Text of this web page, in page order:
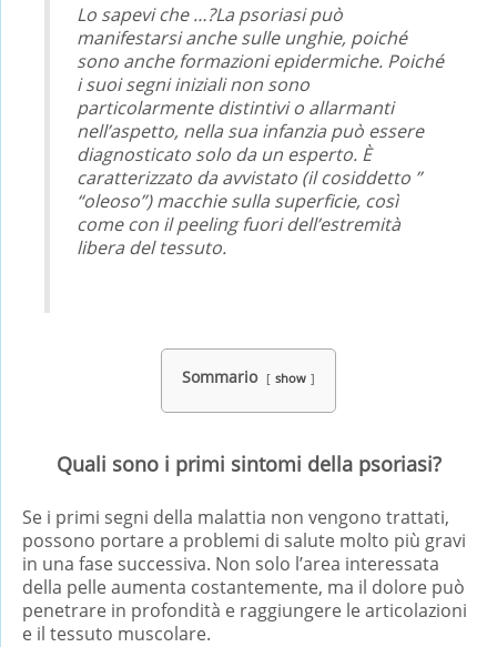
Lo sapevi che …?La psoriasi può
manifestarsi anche sulle unghie, poiché
sono anche formazioni epidermiche. Poiché
i suoi segni iniziali non sono
particolarmente distintivi o allarmanti
nell’aspetto, nella sua infanzia può essere
diagnosticato solo da un esperto. È
caratterizzato da avvistato (il cosiddetto ”
“oleoso”) macchie sulla superficie, così
come con il peeling fuori dell’estremità
libera del tessuto.
Sommario show
Quali sono i primi sintomi della psoriasi?
Se i primi segni della malattia non vengono trattati,
possono portare a problemi di salute molto più gravi
in una fase successiva. Non solo l’area interessata
della pelle aumenta costantemente, ma il dolore può
penetrare in profondità e raggiungere le articolazioni
e il tessuto muscolare.